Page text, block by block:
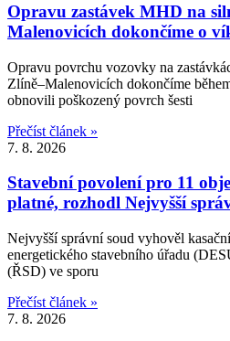
Opravu zastávek MHD na
Malenovicích dokončíme o
Opravu povrchu vozovky na
Zlíně–Malenovicích dokončíme
obnovili poškozený povrch šesti
Přečíst článek »
7. 8. 2026
Stavební povolení pro 11
platné, rozhodl Nejvyšší
Nejvyšší správní soud vyhověl
energetického stavebního úřadu
(ŘSD) ve sporu
Přečíst článek »
7. 8. 2026